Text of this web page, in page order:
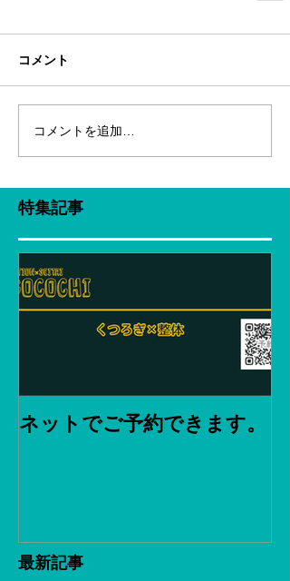
コメント
コメントを追加…
特集記事
ネットでご予約できます。
最新記事